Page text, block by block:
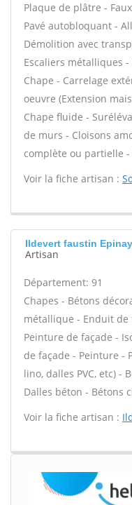
Plaque de plâtre -
Pavé autobloquant -
Démolition avec
Escaliers métalliques
Chape - Carrelage
oeuvre (Extension
Chape fluide -
de murs - Cloisons
complète ou partielle
Voir la fiche artisan :
Ildevert faustin
Artisan
Département: 91
Chapes - Bétons
métallique - Enduit de
Peinture de façade -
de façade - Peinture -
lino, dalles PVC, etc) -
Dalles béton - Bétons
Voir la fiche artisan :